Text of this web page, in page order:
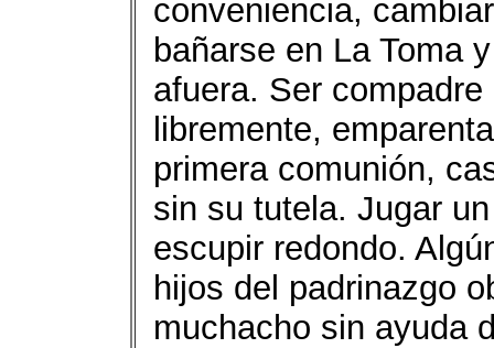
conveniencia,
bañarse en La Toma
afuera. Ser
libremente,
primera comunión,
sin su tutela. Jugar
escupir redondo.
hijos del padrinazgo
muchacho sin ayuda